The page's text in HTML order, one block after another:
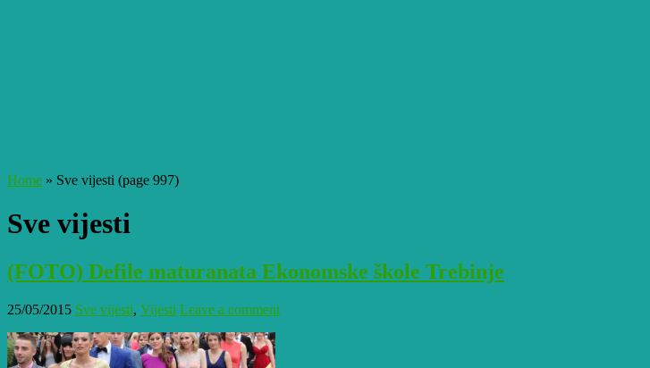
Home » Sve vijesti (page 997)
Sve vijesti
(FOTO) Defile maturanata Ekonomske škole Trebinje
25/05/2015 Sve vijesti, Vijesti Leave a comment